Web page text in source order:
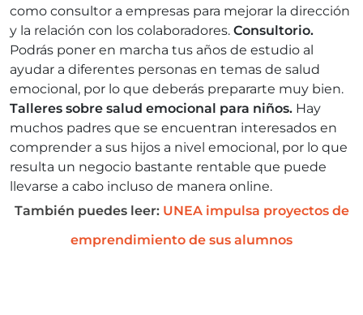
como consultor a empresas para mejorar la dirección
y la relación con los colaboradores. Consultorio.
Podrás poner en marcha tus años de estudio al
ayudar a diferentes personas en temas de salud
emocional, por lo que deberás prepararte muy bien.
Talleres sobre salud emocional para niños. Hay
muchos padres que se encuentran interesados en
comprender a sus hijos a nivel emocional, por lo que
resulta un negocio bastante rentable que puede
llevarse a cabo incluso de manera online.
También puedes leer: UNEA impulsa proyectos de
emprendimiento de sus alumnos